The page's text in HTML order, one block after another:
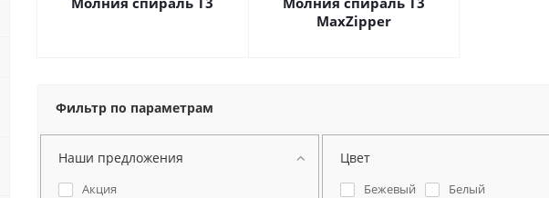
MaxZipper
Фильтр по параметрам
Наши предложения
Акция
Цвет
Бежевый
Белый